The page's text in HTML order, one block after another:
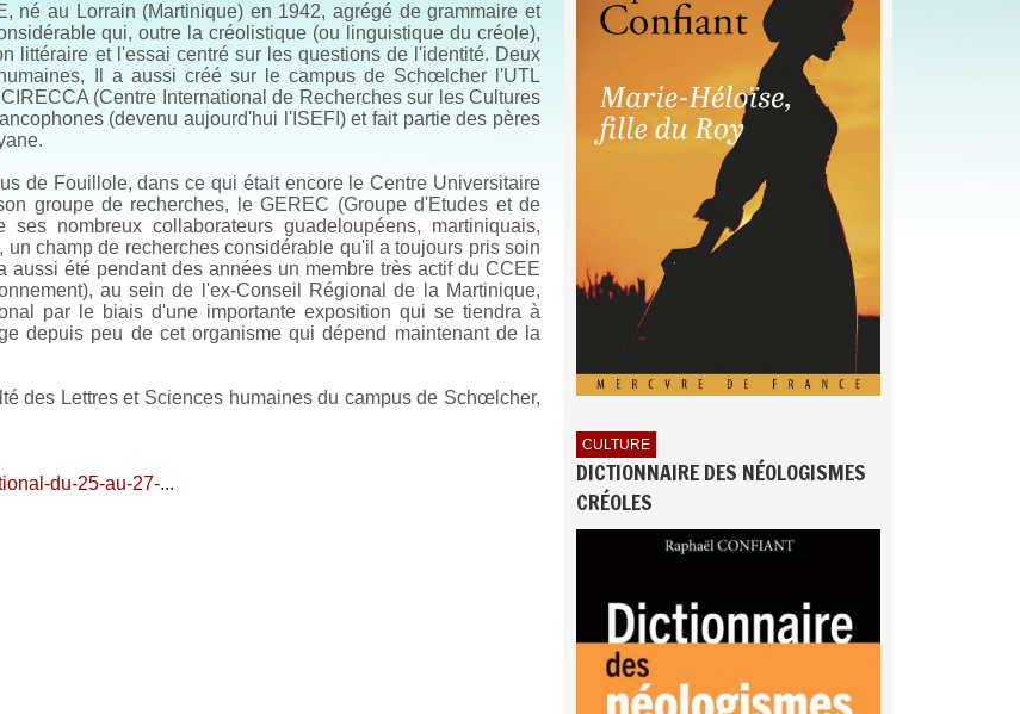
né au Lorrain (Martinique) en 1942, agrégé de grammaire et
qui, outre la créolistique (ou linguistique du créole),
littéraire et l'essai centré sur les questions de l'identité. Deux
Il a aussi créé sur le campus de Schœlcher l'UTL
(Centre International de Recherches sur les Cultures
(devenu aujourd'hui l'ISEFI) et fait partie des pères
de Fouillole, dans ce qui était encore le Centre Universitaire
groupe de recherches, le GEREC (Groupe d'Etudes et de
nombreux collaborateurs guadeloupéens, martiniquais,
champ de recherches considérable qu'il a toujours pris soin
été pendant des années un membre très actif du CCEE
au sein de l'ex-Conseil Régional de la Martinique,
par le biais d'une importante exposition qui se tiendra à
depuis peu de cet organisme qui dépend maintenant de la
des Lettres et Sciences humaines du campus de Schœlcher,
du-25-au-27-...
CULTURE
DICTIONNAIRE DES NÉOLOGISMES
CRÉOLES